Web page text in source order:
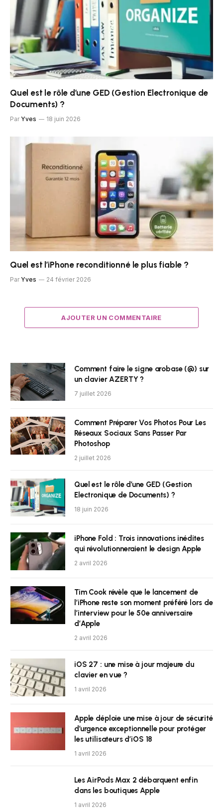
Quel est le rôle d’une GED (Gestion Electronique de
Documents) ?
Par Yves 18 juin 2026
Quel est l’iPhone reconditionné le plus fiable ?
Par Yves 24 février 2026
AJOUTER UN COMMENTAIRE
Comment faire le signe arobase (@) sur
un clavier AZERTY ?
7 juillet 2026
Comment Préparer Vos Photos Pour Les
Réseaux Sociaux Sans Passer Par
Photoshop
2 juillet 2026
Quel est le rôle d’une GED (Gestion
Electronique de Documents) ?
18 juin 2026
iPhone Fold : Trois innovations inédites
qui révolutionneraient le design Apple
2 avril 2026
Tim Cook révèle que le lancement de
l’iPhone reste son moment préféré lors de
l’interview pour le 50e anniversaire
d’Apple
2 avril 2026
iOS 27 : une mise à jour majeure du
clavier en vue ?
1 avril 2026
Apple déploie une mise à jour de sécurité
d’urgence exceptionnelle pour protéger
les utilisateurs d’iOS 18
1 avril 2026
Les AirPods Max 2 débarquent enfin
dans les boutiques Apple
1 avril 2026